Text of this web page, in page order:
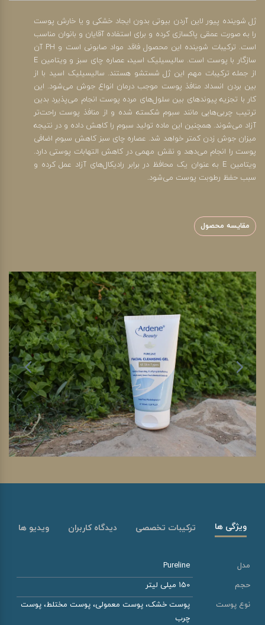
ژل شوینده پیور لاین آردن بیوتی بدون ایجاد خشکی و یا خارش پوست
را به صورت عمقی پاکسازی کرده و برای استفاده آقایان و بانوان مناسب
است. ترکیبات شوینده این محصول فاقد مواد صابونی است و PH آن
سازگار با پوست است. سالیسیلیک اسید، عصاره چای سبز و ویتامین E
از جمله ترکیبات مهم این ژل شستشو هستند. سالیسیلیک اسید با از
بین بردن انسداد منافذ پوست موجب درمان انواع جوش می‌شود. این
کار با تجزیه پیوندهای بین سلول‌های مرده پوست انجام می‌پذیرد بدین
ترتیب چربی‌هایی مانند سبوم شکسته شده و از منافذ پوست راحت‌تر
آزاد می‌شوند. همچنین این ماده تولید سبوم را کاهش داده و در نتیجه
میزان جوش زدن کمتر خواهد شد. عصاره چای سبز کاهش سبوم اضافی
پوست را انجام می‌دهد و نقش مهمی در کاهش التهابات پوستی دارد.
ویتامین E به عنوان یک محافظ در برابر رادیکال‌های آزاد عمل کرده و
سبب حفظ رطوبت پوست می‌شود.
مقایسه محصول
ویژگی ها ترکیبات تخصصی دیدگاه کاربران ویدیو ها
مدل
Pureline
حجم
150 میلی لیتر
نوع پوست
پوست خشک، پوست معمولی، پوست مختلط، پوست
چرب